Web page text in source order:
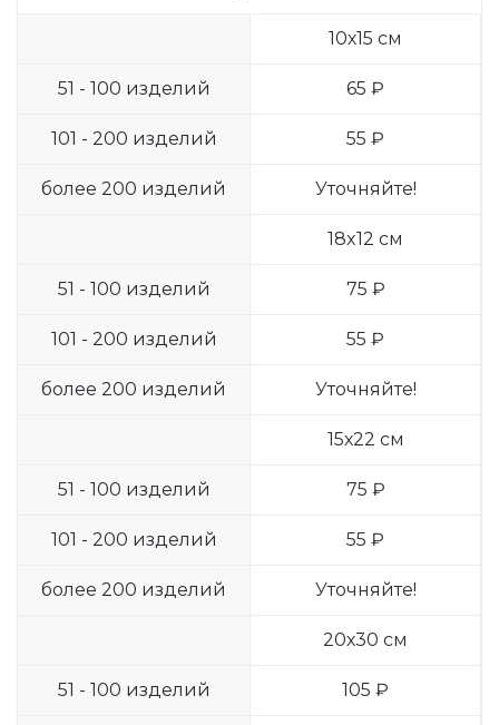
10х15 см
51 - 100 изделий 65 ₽
101 - 200 изделий 55 ₽
более 200 изделий Уточняйте!
18x12 см
51 - 100 изделий 75 ₽
101 - 200 изделий 55 ₽
более 200 изделий Уточняйте!
15х22 см
51 - 100 изделий 75 ₽
101 - 200 изделий 55 ₽
более 200 изделий Уточняйте!
20х30 см
51 - 100 изделий 105 ₽